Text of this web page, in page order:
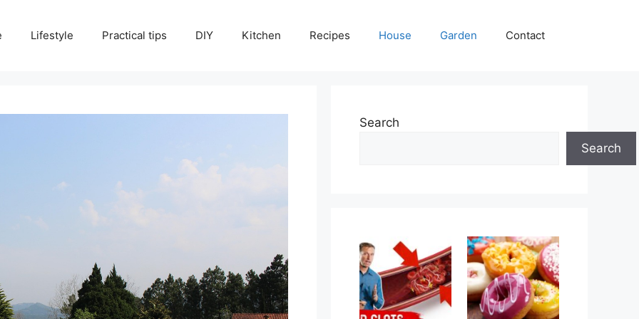
Lifestyle Practical tips DIY Kitchen Recipes House Garden Contact
Search
Search